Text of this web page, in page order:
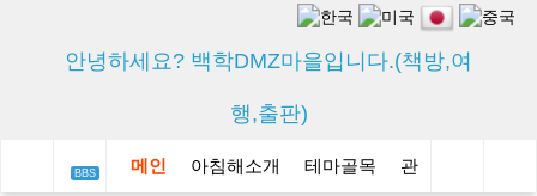
안녕하세요? 백학DMZ마을입니다.(책방,여
행,출판)
BBS 메인 아침해소개 테마골목 관광상품